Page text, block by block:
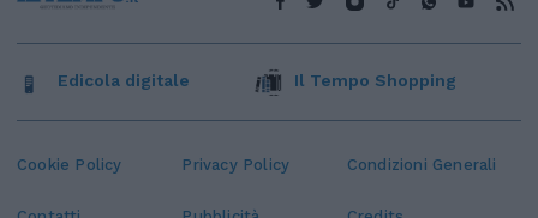
Cookie Policy Privacy Policy Condizioni Generali
Edicola digitale Il Tempo Shopping